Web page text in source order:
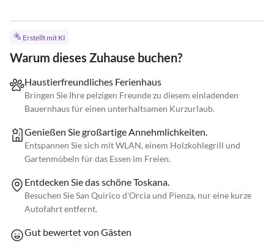
Erstellt mit KI
Warum dieses Zuhause buchen?
Haustierfreundliches Ferienhaus
Bringen Sie Ihre pelzigen Freunde zu diesem einladenden
Bauernhaus für einen unterhaltsamen Kurzurlaub.
Genießen Sie großartige Annehmlichkeiten.
Entspannen Sie sich mit WLAN, einem Holzkohlegrill und
Gartenmöbeln für das Essen im Freien.
Entdecken Sie das schöne Toskana.
Besuchen Sie San Quirico d'Orcia und Pienza, nur eine kurze
Autofahrt entfernt.
Gut bewertet von Gästen